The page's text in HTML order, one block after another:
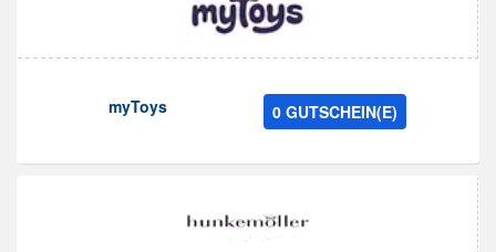
myToys 0 GUTSCHEIN(E)